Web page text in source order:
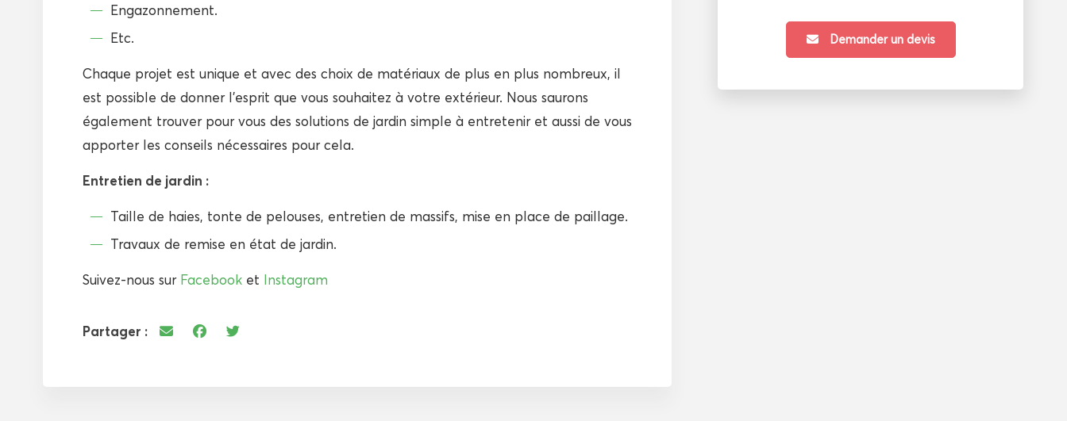
Engazonnement.
Etc.
Chaque projet est unique et avec des choix de matériaux de plus en plus nombreux, il
est possible de donner l’esprit que vous souhaitez à votre extérieur. Nous saurons
également trouver pour vous des solutions de jardin simple à entretenir et aussi de vous
apporter les conseils nécessaires pour cela.
Entretien de jardin :
Taille de haies, tonte de pelouses, entretien de massifs, mise en place de paillage.
Travaux de remise en état de jardin.
Suivez-nous sur Facebooket Instagram
Partager :
Demander un devis